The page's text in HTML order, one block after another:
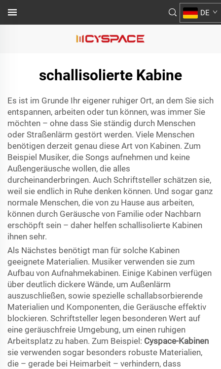
DE
schallisolierte Kabine
Es ist im Grunde Ihr eigener ruhiger Ort, an dem Sie sich
entspannen, arbeiten oder tun können, was immer Sie
möchten – ohne dass Sie ständig durch Menschen
oder Straßenlärm gestört werden. Viele Menschen
benötigen derzeit genau diese Art von Kabinen. Zum
Beispiel Musiker, die Songs aufnehmen und keine
Außengeräusche wollen, die alles
durcheinanderbringen. Auch Schriftsteller schätzen sie,
weil sie endlich in Ruhe denken können. Und sogar ganz
normale Menschen, die von zu Hause aus arbeiten,
können durch Geräusche von Familie oder Nachbarn
erschöpft sein – daher helfen schallisolierte Kabinen
ihnen sehr.
Als Nächstes benötigt man für solche Kabinen
geeignete Materialien. Musiker verwenden sie zum
Aufbau von Aufnahmekabinen. Einige Kabinen verfügen
über deutlich dickere Wände, um Außenlärm
auszuschließen, sowie spezielle schallabsorbierende
Materialien und Komponenten, die Geräusche effektiv
blockieren. Schriftsteller legen besonderen Wert auf
eine geräuschfreie Umgebung, um einen ruhigen
Arbeitsplatz zu haben. Zum Beispiel: Cyspace-Kabinen
sie verwenden sogar besonders robuste Materialien,
die – gerade bei Heimarbeit – verhindern, dass